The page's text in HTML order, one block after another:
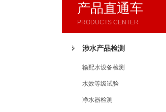
产品直通车
PRODUCTS CENTER
涉水产品检测
输配水设备检测
水效等级试验
净水器检测